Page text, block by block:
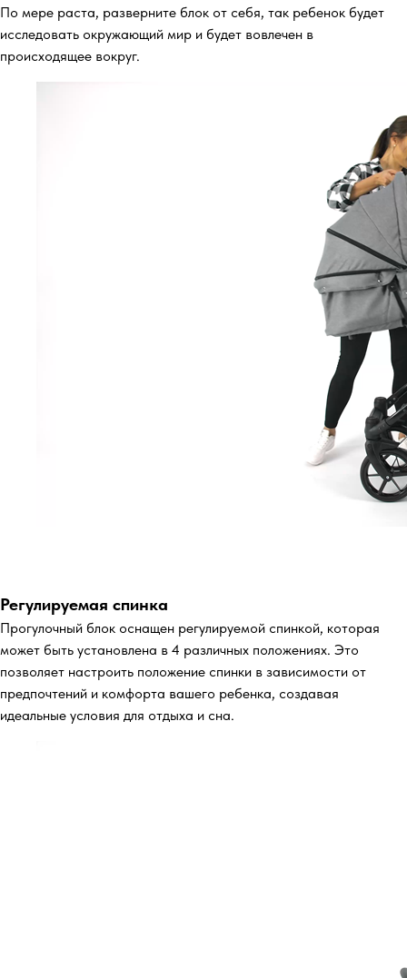
По мере раста, разверните блок от себя, так ребенок будет
исследовать окружающий мир и будет вовлечен в
происходящее вокруг.
Регулируемая спинка
Прогулочный блок оснащен регулируемой спинкой, которая
может быть установлена в 4 различных положениях. Это
позволяет настроить положение спинки в зависимости от
предпочтений и комфорта вашего ребенка, создавая
идеальные условия для отдыха и сна.